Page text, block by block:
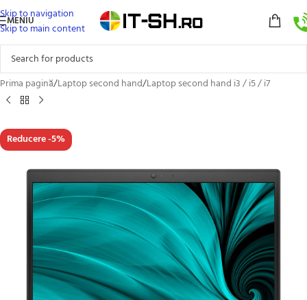
Skip to navigation
Skip to main content
MENIU
Prima pagină/Laptop second hand/Laptop second hand i3 / i5 / i7
Reducere -5%